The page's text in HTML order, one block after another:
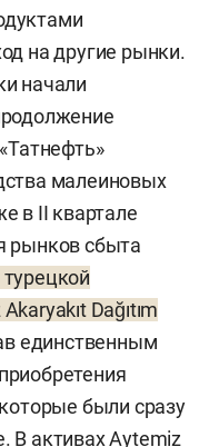
на другие рынки.
начали
малеиновых
в II квартале
рынков сбыта
Dağıtım
единственным
были сразу
В активах Aytemiz